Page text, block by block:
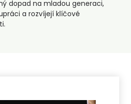
dopad na mladou generaci,
a rozvíjejí klíčové